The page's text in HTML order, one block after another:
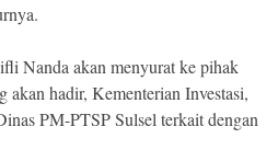
Nanda akan menyurat ke pihak
akan hadir, Kementerian Investasi,
PM-PTSP Sulsel terkait dengan